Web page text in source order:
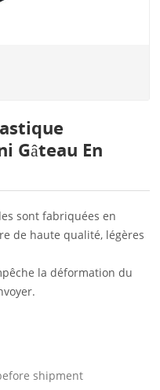
Gâteau En
sont fabriquées en
de haute qualité, légères
la déformation du
shipment